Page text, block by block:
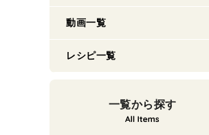
動画一覧
レシピ一覧
一覧から探す